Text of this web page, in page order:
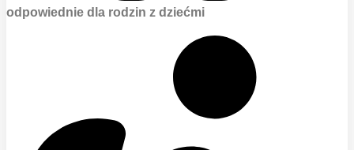
odpowiednie dla rodzin z dziećmi